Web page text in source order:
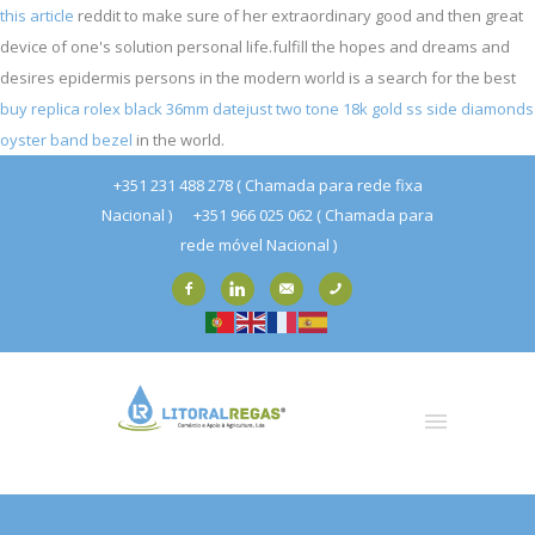
this article reddit to make sure of her extraordinary good and then great
device of one's solution personal life.fulfill the hopes and dreams and
desires epidermis persons in the modern world is a search for the best
buy replica rolex black 36mm datejust two tone 18k gold ss side diamonds
oyster band bezel in the world.
+351 231 488 278 ( Chamada para rede fixa
Nacional )
+351 966 025 062 ( Chamada para
rede móvel Nacional )